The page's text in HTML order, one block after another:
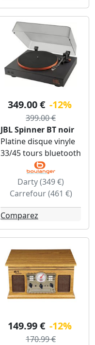
349.00 € -12%
399.00 €
JBL Spinner BT noir
Platine disque vinyle
33/45 tours bluetooth
Darty (349 €)
Carrefour (461 €)
Comparez
149.99 € -12%
170.99 €